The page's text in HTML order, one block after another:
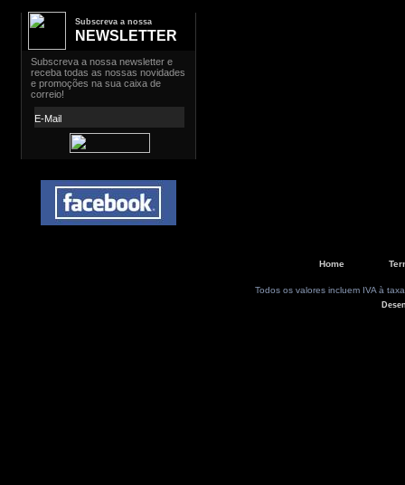
Subscreva a nossa
NEWSLETTER
Home
Todos os valores incluem IVA à